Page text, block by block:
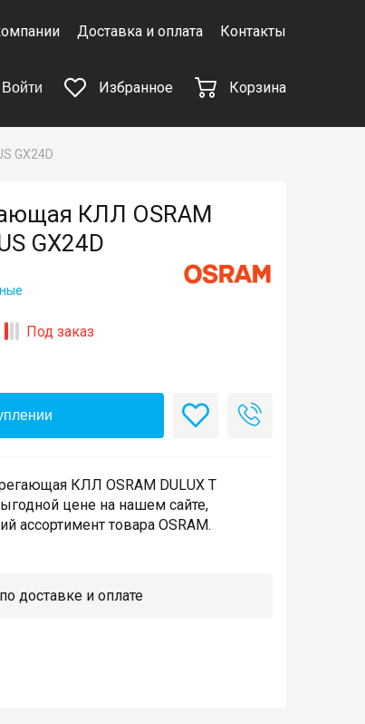
Доставка и оплата Контакты
Войти Избранное Корзина
GX24D
КЛЛ OSRAM
GX24D
Под заказ
КЛЛ OSRAM DULUX T
цене на нашем сайте,
ассортимент товара OSRAM.
доставке и оплате